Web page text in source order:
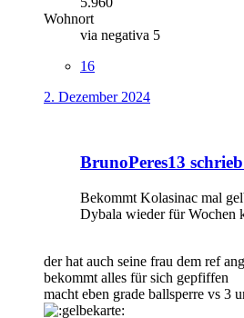
Wohnort
via negativa 5
16
2. Dezember 2024
BrunoPeres13
Bekommt Kolasinac mal
Dybala wieder für Wochen
der hat auch seine frau dem ref
bekommt alles für sich gepfiffen
macht eben grade ballsperre vs 3